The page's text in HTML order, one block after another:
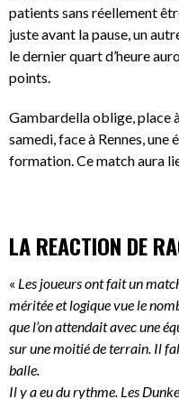
patients sans réellement
juste avant la pause, un
le dernier quart d’heure
points.
Gambardella oblige, place
samedi, face à Rennes,
formation. Ce match aura
LA REACTION DE
« Les joueurs ont fait un
méritée et logique vue le
que l’on attendait avec une
sur une moitié de terrain. Il
balle.
Il y a eu du rythme. Les